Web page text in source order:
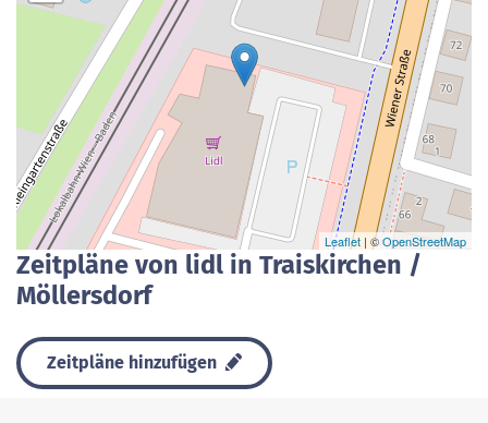
Leaflet | ©OpenStreetMap
Zeitpläne von lidl in Traiskirchen /
Möllersdorf
Zeitpläne hinzufügen